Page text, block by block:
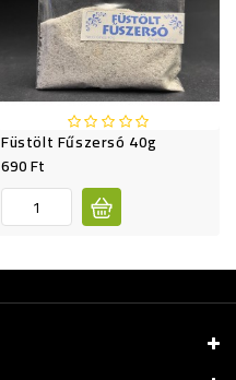
Füstölt Fűszersó 40g
690 Ft